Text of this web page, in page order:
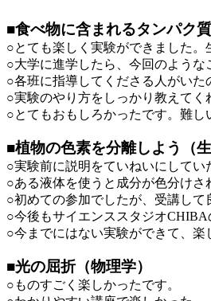
■食べ物に含まれるタンパク
○とても楽しく実験ができました。
○大学に進学したら、今回のような
○各班に指導してくださる人がいた
○実験のやり方をしっかり教えてく
○とてもおもしろかったです。難し
■植物の色素を分離しよう（生
○実験前に説明をていねいにしてい
○ある液体を使うと成分が色分けさ
○初めての参加でしたが、受講して
○今後もサイエンススタジオCHIBA
○今までにはない実験ができて、楽
■光の屈折（物理学）
○ものすごく楽しかったです。